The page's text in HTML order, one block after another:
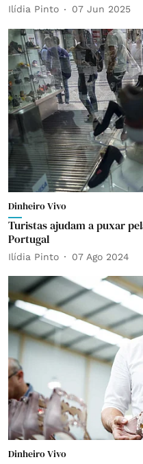
Ilídia Pinto 07 Jun 2025
Dinheiro Vivo
Turistas ajudam a puxar
Portugal
Ilídia Pinto 07 Ago 2024
Dinheiro Vivo